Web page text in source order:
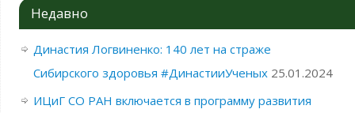
Недавно
Династия Логвиненко: 140 лет на страже
Сибирского здоровья #ДинастииУченых 25.01.2024
ИЦиГ СО РАН включается в программу развития